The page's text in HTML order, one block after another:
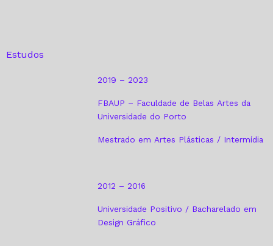
Estudos
2019 – 2023
FBAUP – Faculdade de Belas Artes da
Universidade do Porto
Mestrado em Artes Plásticas / Intermídia
2012 – 2016
Universidade Positivo / Bacharelado em
Design Gráfico